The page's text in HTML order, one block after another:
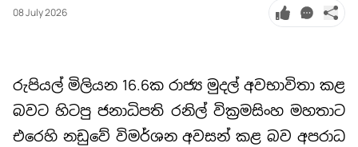
08 July 2026
රුපියල් මිලියන 16.6ක රාජ්‍ය මුදල් අවභාවිතා කළ
බවට හිටපු ජනාධිපති රනිල් වික්‍රමසිංහ මහතාට
එරෙහි නඩුවේ විමර්ශන අවසන් කළ බව අපරාධ